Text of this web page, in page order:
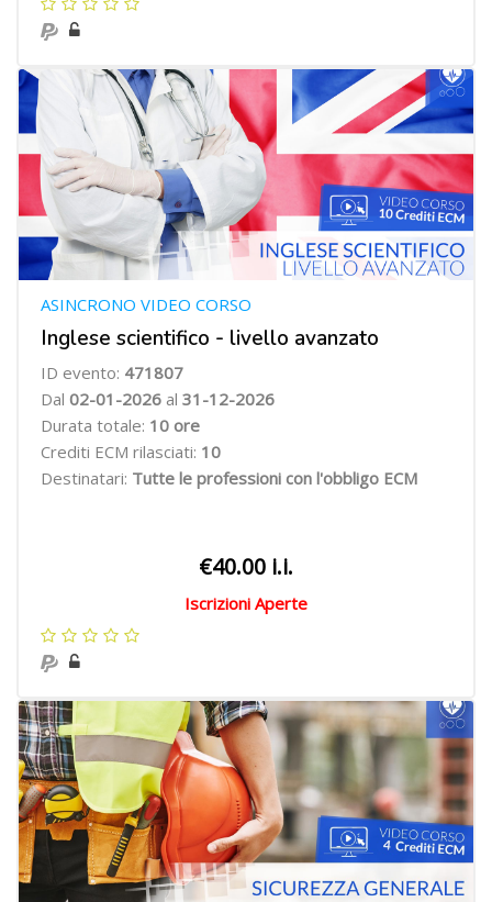
Inglese scientifico - livello avanzato
ASINCRONO VIDEO CORSO
ID evento: 471807
Dal 02-01-2026 al 31-12-2026
Durata totale: 10 ore
Crediti ECM rilasciati: 10
Destinatari: Tutte le professioni con l'obbligo ECM
€40.00 i.i.
Iscrizioni Aperte